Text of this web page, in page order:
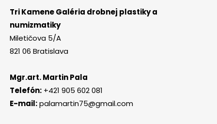
Tri Kamene Galéria drobnej plastiky a
numizmatiky
Miletičova 5/A
821 06 Bratislava
Mgr.art. Martin Pala
Telefón: +421 905 602 081
E-mail:palamartin75@gmail.com